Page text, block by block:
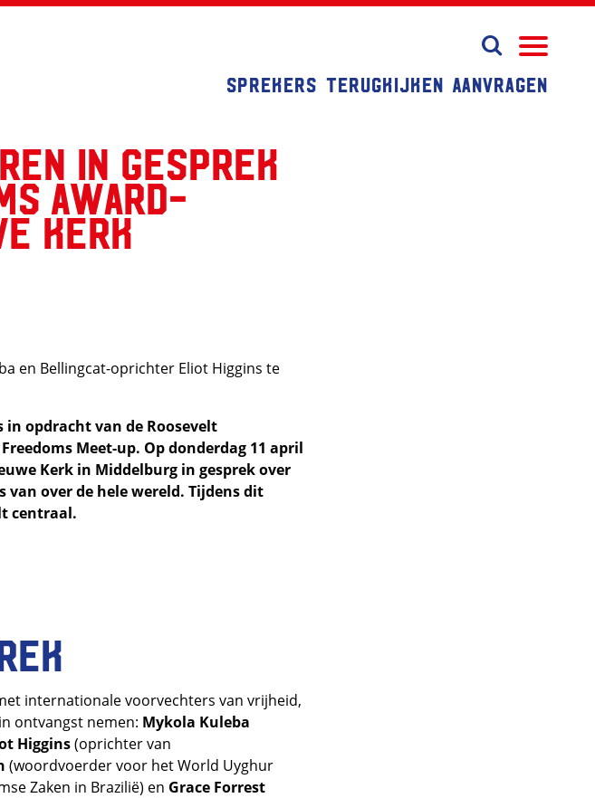
Sprekers Terugkijken Aanvragen
in gesprek
Award-
Kerk
en Bellingcat-oprichter Eliot Higgins te
opdracht van de Roosevelt
Meet-up. Op donderdag 11 april
Kerk in Middelburg in gesprek over
over de hele wereld. Tijdens dit
centraal.
internationale voorvechters van vrijheid,
ontvangst nemen: Mykola Kuleba
Higgins(oprichter van
(woordvoerder voor het World Uyghur
Zaken in Brazilië) en Grace Forrest